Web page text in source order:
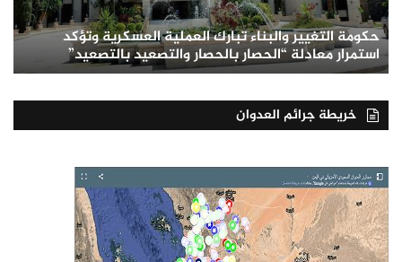
حكومة التغيير والبناء تبارك العملية العسكرية وتؤكد
استمرار معادلة “الحصار بالحصار والتصعيد بالتصعيد”
خريطة جرائم العدوان